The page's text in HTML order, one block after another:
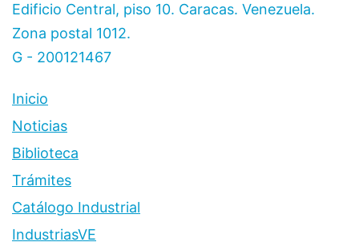
Edificio Central, piso 10. Caracas. Venezuela.
Zona postal 1012.
G - 200121467
Inicio
Noticias
Biblioteca
Trámites
Catálogo Industrial
IndustriasVE